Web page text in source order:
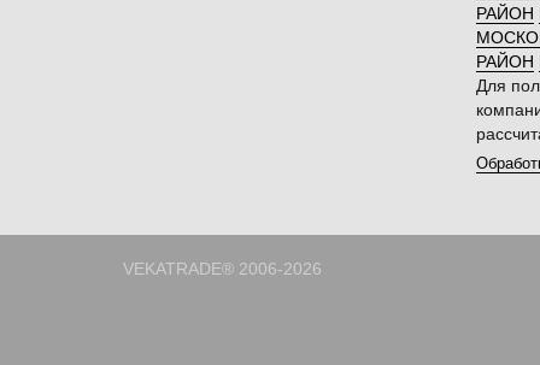
РАЙОН
РАЙОН
Для
VEKATRADE® 2006-2026